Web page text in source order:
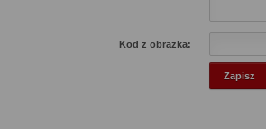
Kod z obrazka: